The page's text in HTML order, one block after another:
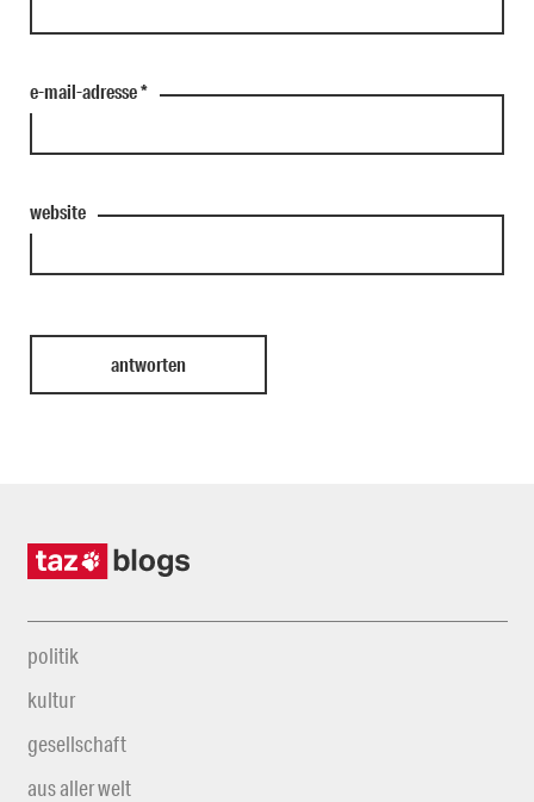
e-mail-adresse*
website
politik
kultur
gesellschaft
aus aller welt